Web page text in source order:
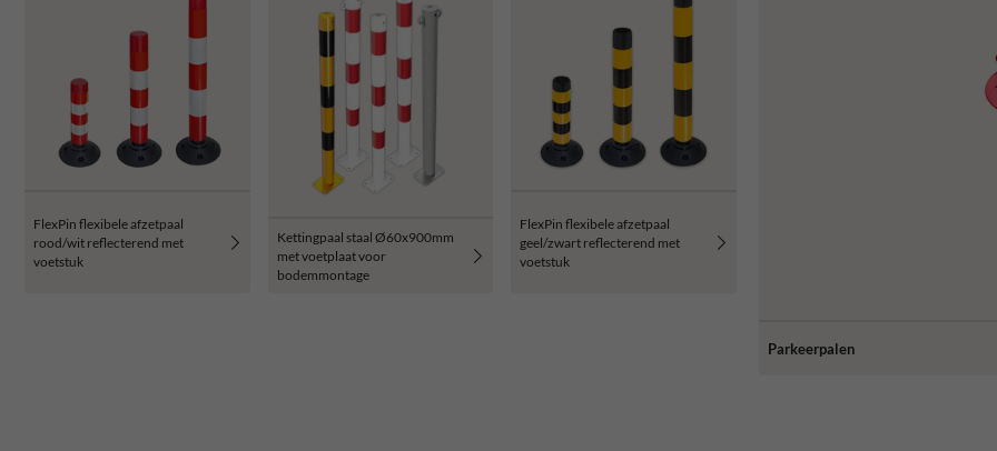
FlexPin flexibele afzetpaal
rood/wit reflecterend met
voetstuk
Kettingpaal staal Ø60x900mm
met voetplaat voor
bodemmontage
FlexPin flexibele afzetpaal
geel/zwart reflecterend met
voetstuk
Parkeerpalen